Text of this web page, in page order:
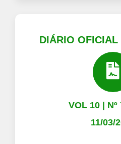
DIÁRIO OFICIAL
VOL 10 | Nº
11/03/